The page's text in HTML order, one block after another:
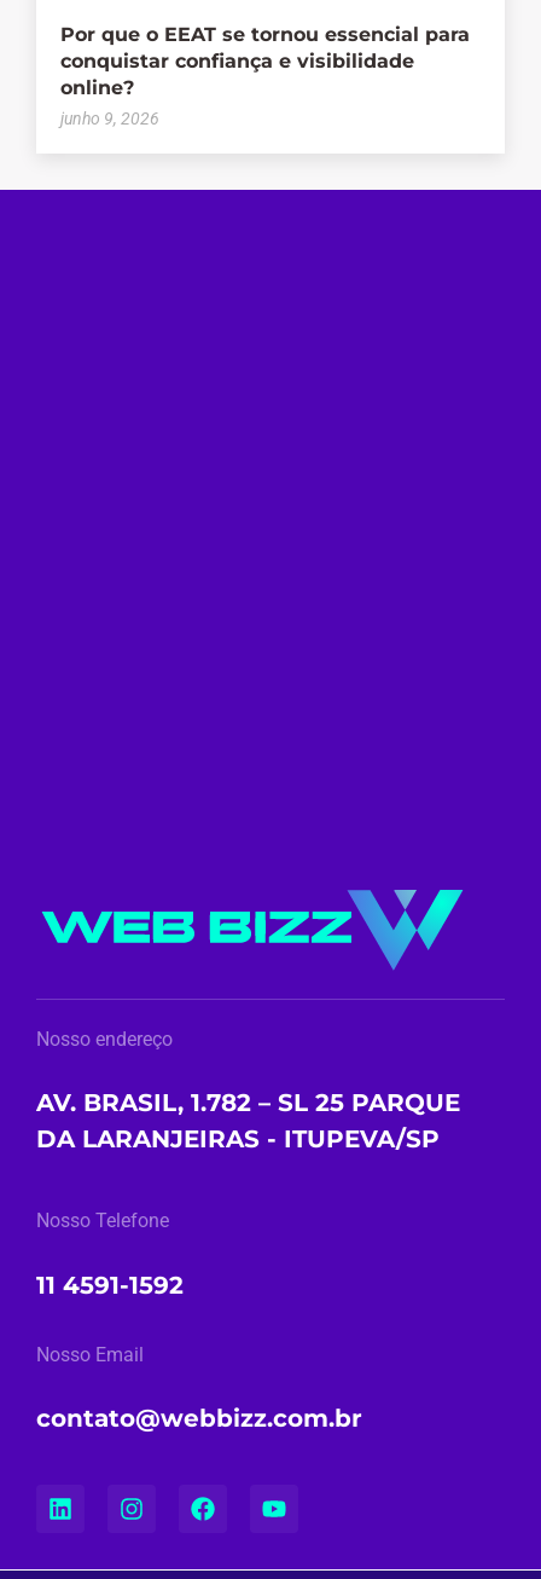
Por que o EEAT se tornou essencial para
conquistar confiança e visibilidade
online?
junho 9, 2026
Nosso endereço
AV. BRASIL, 1.782 – SL 25 PARQUE
DA LARANJEIRAS - ITUPEVA/SP
Nosso Telefone
11 4591-1592
Nosso Email
contato@webbizz.com.br